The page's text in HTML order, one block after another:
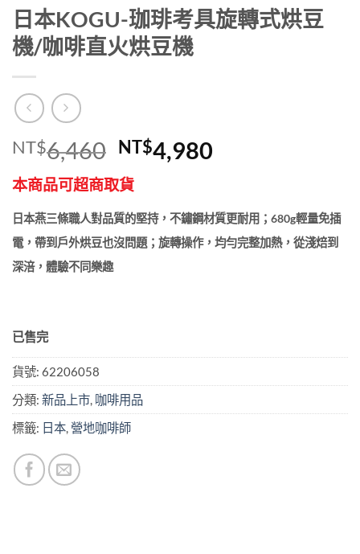
日本KOGU-珈琲考具旋轉式烘豆
機/咖啡直火烘豆機
NT$6,460 原
始
價
格：
NT$6,460。
NT$4,980目
格：
NT$4,980。
本商品可超商取貨
日本燕三條職人對品質的堅持，不鏽鋼材質更耐用； 680g輕量免插
電，帶到戶外烘豆也沒問題； 旋轉操作，均勻完整加熱，從淺焙到
深涪，體驗不同樂趣
已售完
貨號: 62206058
分類: 新品上市, 咖啡用品
標籤: 日本, 營地咖啡師